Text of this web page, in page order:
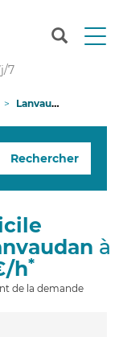
T
n
g
7
Lanvaudan
Rechercher
à
h*
de la demande